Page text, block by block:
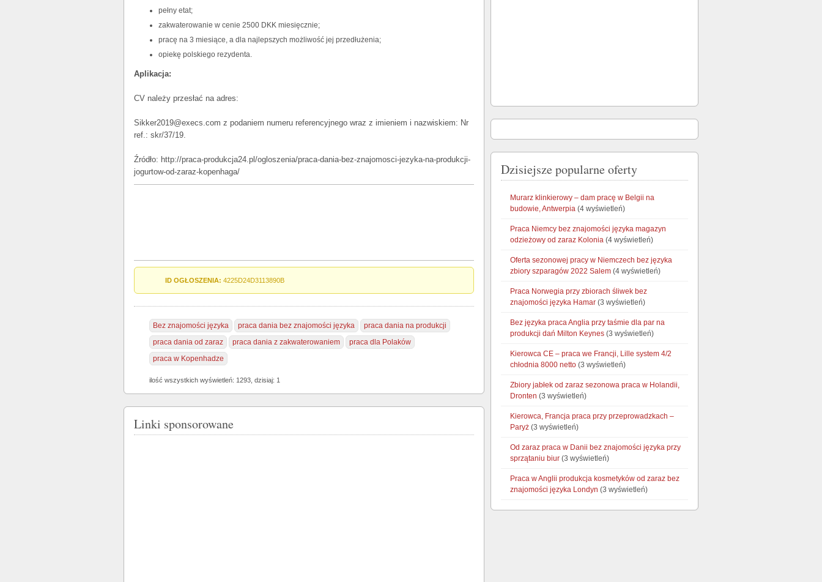
pełny etat;
zakwaterowanie w cenie 2500 DKK miesięcznie;
pracę na 3 miesiące, a dla najlepszych możliwość jej przedłużenia;
opiekę polskiego rezydenta.
Aplikacja:
CV należy przesłać na adres:
Sikker2019@execs.com z podaniem numeru referencyjnego wraz z imieniem i nazwiskiem: Nr
ref.: skr/37/19.
Źródło: http://praca-produkcja24.pl/ogloszenia/praca-dania-bez-znajomosci-jezyka-na-produkcji-
jogurtow-od-zaraz-kopenhaga/
ID OGŁOSZENIA: 4225D24D3113890B
Bez znajomości języka praca dania bez znajomości języka
praca dania na produkcji
praca dania od zaraz
praca dania z zakwaterowaniem
praca dla Polaków
praca w Kopenhadze
ilość wszystkich wyświetleń: 1293, dzisiaj: 1
Linki sponsorowane
Dzisiejsze popularne oferty
Murarz klinkierowy – dam pracę w Belgii na
budowie, Antwerpia (4 wyświetleń)
Praca Niemcy bez znajomości języka magazyn
odzieżowy od zaraz Kolonia (4 wyświetleń)
Oferta sezonowej pracy w Niemczech bez języka
zbiory szparagów 2022 Salem (4 wyświetleń)
Praca Norwegia przy zbiorach śliwek bez
znajomości języka Hamar (3 wyświetleń)
Bez języka praca Anglia przy taśmie dla par na
produkcji dań Milton Keynes (3 wyświetleń)
Kierowca CE – praca we Francji, Lille system 4/2
chłodnia 8000 netto (3 wyświetleń)
Zbiory jabłek od zaraz sezonowa praca w Holandii,
Dronten (3 wyświetleń)
Kierowca, Francja praca przy przeprowadzkach –
Paryż (3 wyświetleń)
Od zaraz praca w Danii bez znajomości języka przy
sprzątaniu biur (3 wyświetleń)
Praca w Anglii produkcja kosmetyków od zaraz bez
znajomości języka Londyn (3 wyświetleń)